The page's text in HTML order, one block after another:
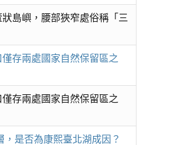
島嶼，腰部狹窄處俗稱「三
存兩處國家自然保留區之
存兩處國家自然保留區之
是否為康熙臺北湖成因？